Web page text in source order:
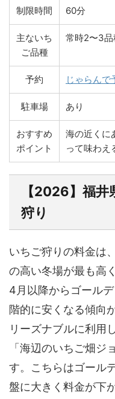
制限時間 60分
主ないち
ご品種
常時2〜3品
予約 じゃらんで
駐車場 あり
おすすめ
ポイント
海の近くに
って味わえ
【2026】福
狩り
いちご狩りの料金は
の高い冬場が最も高
4月以降からゴール
階的に安くなる傾向
リーズナブルに利用
「海辺のいちご畑ジ
す。こちらはゴール
盤に大きく料金が下